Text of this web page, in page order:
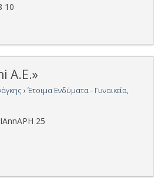
10
Α.Ε.»
› Έτοιμα Ενδύματα - Γυναικεία,
25